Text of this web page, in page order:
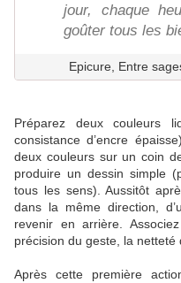
jour, chaque
goûter tous les
Epicure, Entre
Préparez deux couleurs
consistance d’encre
deux couleurs sur un coin
produire un dessin simple
tous les sens). Aussitôt
dans la même direction,
revenir en arrière.
précision du geste, la netteté
Après cette première